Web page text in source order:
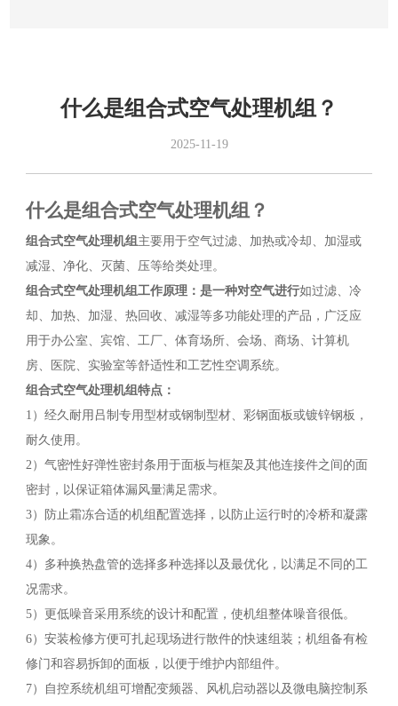
什么是组合式空气处理机组？
2025-11-19
什么是组合式空气处理机组？
组合式空气处理机组主要用于空气过滤、加热或冷却、加湿或
减湿、净化、灭菌、压等给类处理。
组合式空气处理机组工作原理：是一种对空气进行如过滤、冷
却、加热、加湿、热回收、减湿等多功能处理的产品，广泛应
用于办公室、宾馆、工厂、体育场所、会场、商场、计算机
房、医院、实验室等舒适性和工艺性空调系统。
组合式空气处理机组特点：
1）经久耐用吕制专用型材或钢制型材、彩钢面板或镀锌钢板，
耐久使用。
2）气密性好弹性密封条用于面板与框架及其他连接件之间的面
密封，以保证箱体漏风量满足需求。
3）防止霜冻合适的机组配置选择，以防止运行时的冷桥和凝露
现象。
4）多种换热盘管的选择多种选择以及最优化，以满足不同的工
况需求。
5）更低噪音采用系统的设计和配置，使机组整体噪音很低。
6）安装检修方便可扎起现场进行散件的快速组装；机组备有检
修门和容易拆卸的面板，以便于维护内部组件。
7）自控系统机组可增配变频器、风机启动器以及微电脑控制系